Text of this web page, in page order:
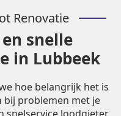
Renovatie
snelle
in Lubbeek
hoe belangrijk het is
bij problemen met je